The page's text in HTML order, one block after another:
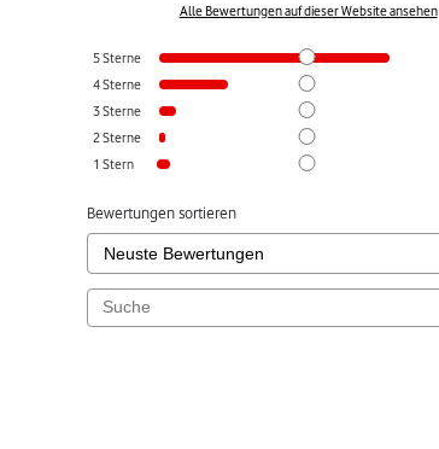
Alle Bewertungen auf dieser Website ansehen
5Sterne
4Sterne
3Sterne
2Sterne
1 Stern
Bewertungen sortieren